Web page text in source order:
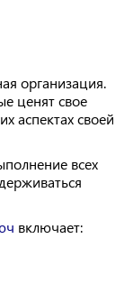
организация.
ценят свое
аспектах своей
всех
включает: